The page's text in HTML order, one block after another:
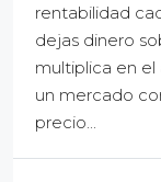
rentabilidad
dejas dinero
multiplica en el
un mercado
precio...